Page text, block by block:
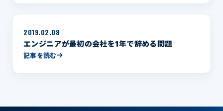
2019.02.08
エンジニアが最初の会社を1年で辞める問題
記事を読む